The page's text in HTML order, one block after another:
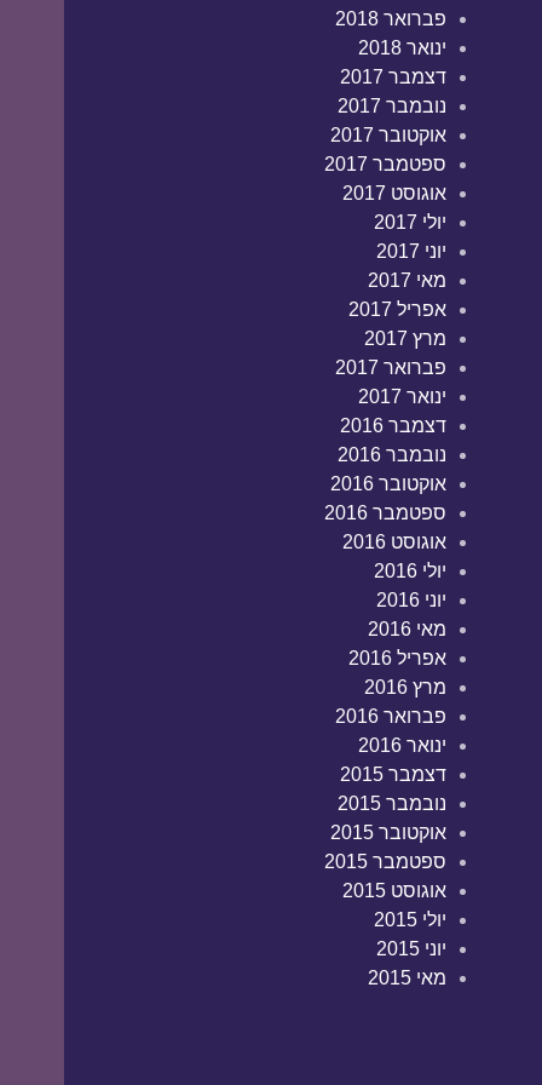
פברואר 2018
ינואר 2018
דצמבר 2017
נובמבר 2017
אוקטובר 2017
ספטמבר 2017
אוגוסט 2017
יולי 2017
יוני 2017
מאי 2017
אפריל 2017
מרץ 2017
פברואר 2017
ינואר 2017
דצמבר 2016
נובמבר 2016
אוקטובר 2016
ספטמבר 2016
אוגוסט 2016
יולי 2016
יוני 2016
מאי 2016
אפריל 2016
מרץ 2016
פברואר 2016
ינואר 2016
דצמבר 2015
נובמבר 2015
אוקטובר 2015
ספטמבר 2015
אוגוסט 2015
יולי 2015
יוני 2015
מאי 2015